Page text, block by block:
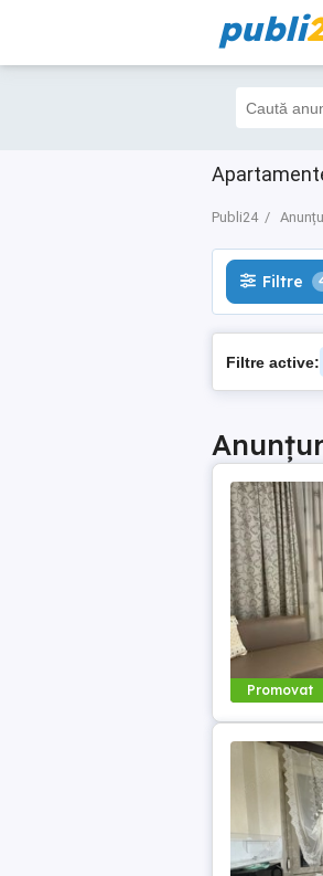
publi
Publi24
Filtre 4
Filtre
Filtre active:
Promovat